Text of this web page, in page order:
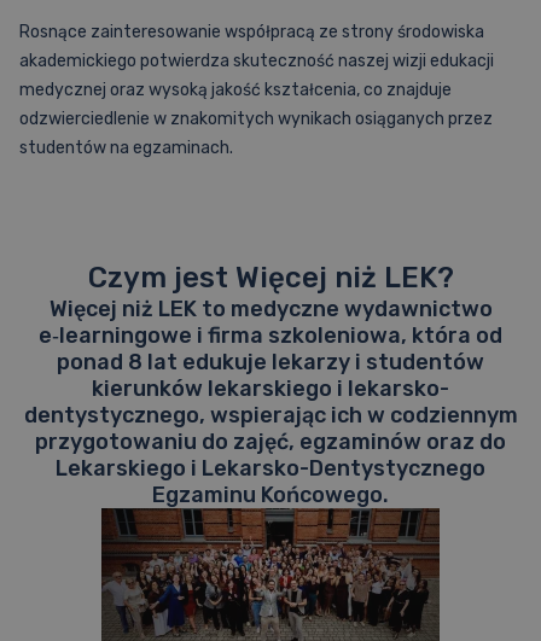
Rosnące zainteresowanie współpracą ze strony środowiska
akademickiego potwierdza skuteczność naszej wizji edukacji
medycznej oraz wysoką jakość kształcenia, co znajduje
odzwierciedlenie w znakomitych wynikach osiąganych przez
studentów na egzaminach.
Czym jest Więcej niż LEK?
Więcej niż LEK to medyczne wydawnictwo
e‑learningowe i firma szkoleniowa, która od
ponad 8 lat edukuje lekarzy i studentów
kierunków lekarskiego i lekarsko-
dentystycznego, wspierając ich w codziennym
przygotowaniu do zajęć, egzaminów oraz do
Lekarskiego i Lekarsko-Dentystycznego
Egzaminu Końcowego.